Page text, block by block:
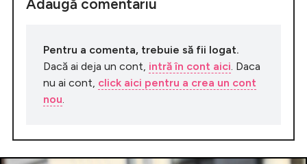
Adaugă comentariu
Pentru a comenta, trebuie să fii logat.
Dacă ai deja un cont, intră în cont aici . Daca
nu ai cont, click aici pentru a crea un cont
nou